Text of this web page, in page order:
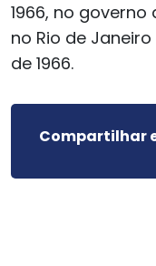
1966, no governo
no Rio de
de 1966.
Compartilhar